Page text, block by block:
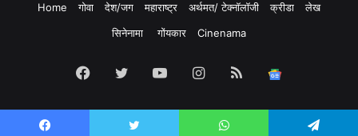
Home
गोवा देश/जग महाराष्ट्र अर्थमत/ टेक्नॉलॉजी क्रीडा
लेख
सिनेनामा
गोंयकार Cinenama
Facebook
TwitterYouTubeInstagram
RSS
News